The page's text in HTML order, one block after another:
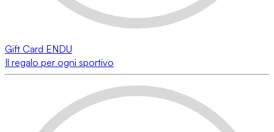
Gift Card ENDU
Il regalo per ogni sportivo